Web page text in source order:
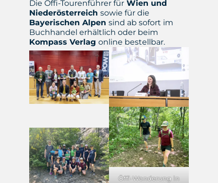
Die Öffi-Tourenführer für Wien und
Niederösterreich sowie für die
Bayerischen Alpen sind ab sofort im
Buchhandel erhältlich oder beim
Kompass Verlag online bestellbar.
Öffi-Wanderung in